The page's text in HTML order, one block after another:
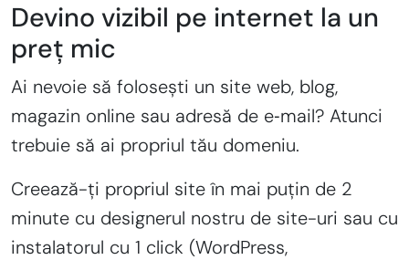
Devino vizibil pe internet la un
preț mic
Ai nevoie să folosești un site web, blog,
magazin online sau adresă de e‑mail? Atunci
trebuie să ai propriul tău domeniu.
Creează-ți propriul site în mai puțin de 2
minute cu designerul nostru de site-uri sau cu
instalatorul cu 1 click (WordPress,